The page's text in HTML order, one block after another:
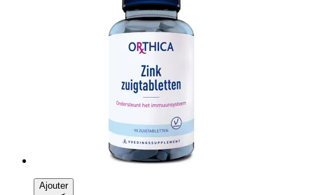
Ajouter